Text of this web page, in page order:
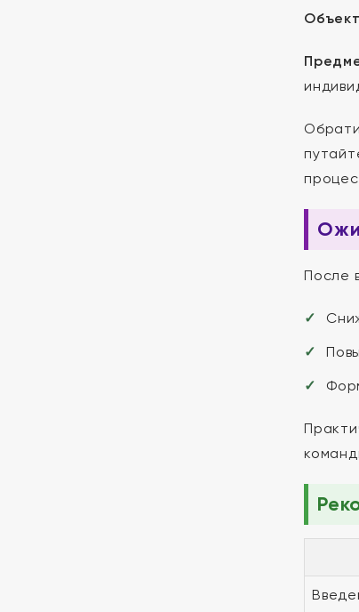
После